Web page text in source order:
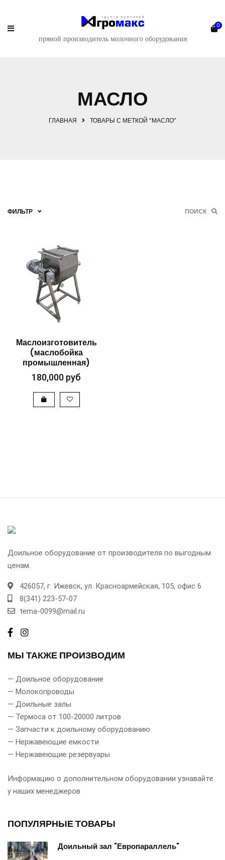
прямой производитель молочного оборудования
0
МАСЛО
ГЛАВНАЯ ТОВАРЫ С МЕТКОЙ “МАСЛО”
ФИЛЬТР ПОИСК
ПРОСМОТР
Маслоизготовитель
(маслобойка
промышленная)
180,000 руб
Доильное оборудование от производителя по выгодным
ценам.
426057, г. Ижевск, ул. Красноармейская, 105, офис 6
8(341) 223-57-07
tema-0099@mail.ru
МЫ ТАКЖЕ ПРОИЗВОДИМ
— Доильное оборудование
— Молокопроводы
— Доильные залы
— Термоса от 100-20000 литров
— Запчасти к доильному оборудованию
— Нержавеющие емкости
— Нержавеющие резервуары
Информацию о дополнительном оборудовании узнавайте
у наших менеджеров
ПОПУЛЯРНЫЕ ТОВАРЫ
Доильный зал "Европараллель"